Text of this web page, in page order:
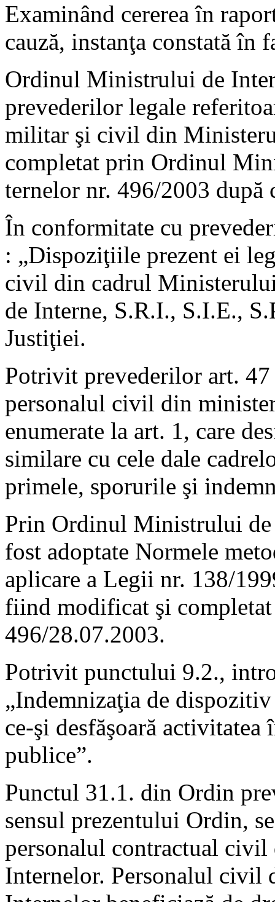
Examinând cererea în
cauză, instanţa constată în
Ordinul Ministrului de
prevederilor legale
militar şi civil din
completat prin Ordinul
ternelor nr. 496/2003
În conformitate cu
: „Dispoziţiile prezent ei
civil din cadrul
de Interne, S.R.I., S.I.E.,
Justiţiei.
Potrivit prevederilor art.
personalul civil din
enumerate la art. 1, care
similare cu cele dale
primele, sporurile şi
Prin Ordinul Ministrului de
fost adoptate Normele
aplicare a Legii nr. 138/
fiind modificat şi
496/28.07.2003.
Potrivit punctului 9.2.,
„Indemnizaţia de
ce-şi desfăşoară
publice”.
Punctul 31.1. din Ordin
sensul prezentului Ordin,
personalul contractual
Internelor. Personalul